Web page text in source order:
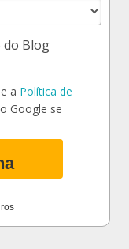
do Blog
a Política de
Google se